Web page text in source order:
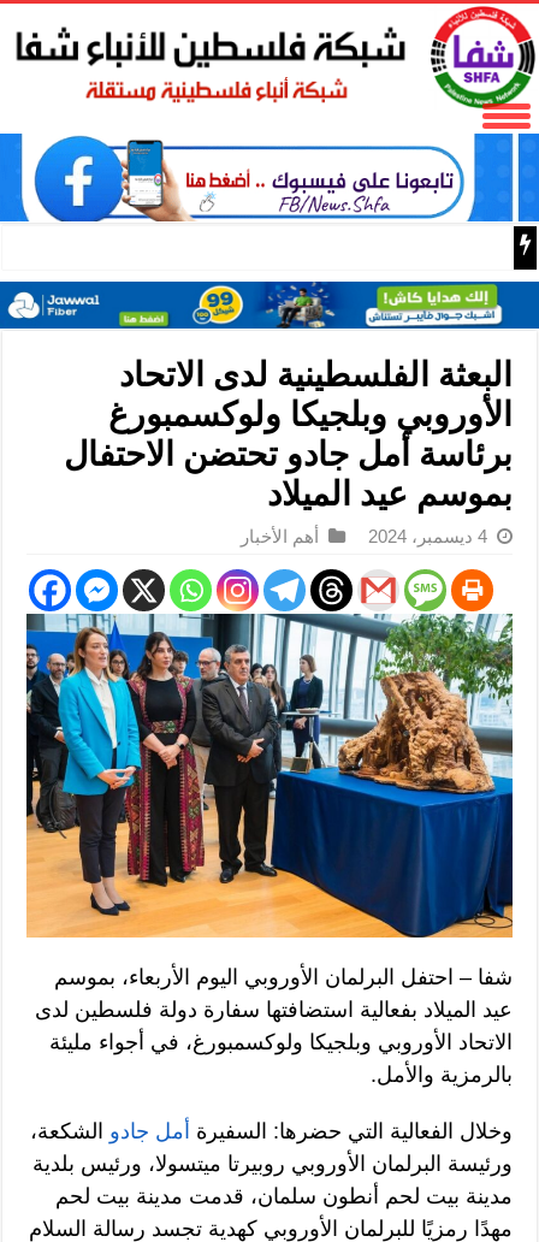
البعثة الفلسطينية لدى الاتحاد
الأوروبي وبلجيكا ولوكسمبورغ
برئاسة أمل جادو تحتضن الاحتفال
بموسم عيد الميلاد
4 ديسمبر، 2024 أهم الأخبار
شفا – احتفل البرلمان الأوروبي اليوم الأربعاء، بموسم
عيد الميلاد بفعالية استضافتها سفارة دولة فلسطين لدى
الاتحاد الأوروبي وبلجيكا ولوكسمبورغ، في أجواء مليئة
بالرمزية والأمل.
وخلال الفعالية التي حضرها: السفيرة أمل جادو الشكعة،
ورئيسة البرلمان الأوروبي روبيرتا ميتسولا، ورئيس بلدية
مدينة بيت لحم أنطون سلمان، قدمت مدينة بيت لحم
مهدًا رمزيًا للبرلمان الأوروبي كهدية تجسد رسالة السلام